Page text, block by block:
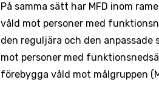
På samma sätt har MFD inom
våld mot personer med
den reguljära och den anpassade
mot personer med
förebygga våld mot målgruppen